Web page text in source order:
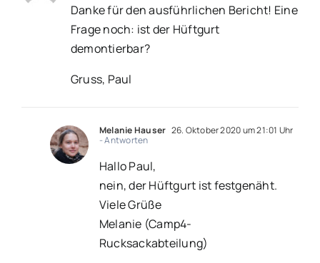
Danke für den ausführlichen Bericht! Eine
Frage noch: ist der Hüftgurt
demontierbar?
Gruss, Paul
Melanie Hauser 26. Oktober 2020 um 21:01 Uhr
- Antworten
Hallo Paul,
nein, der Hüftgurt ist festgenäht.
Viele Grüße
Melanie (Camp4-
Rucksackabteilung)